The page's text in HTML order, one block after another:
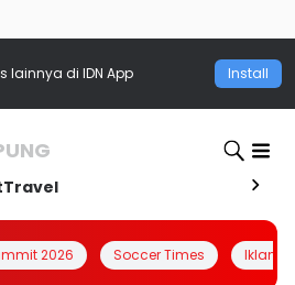
lainnya di IDN App Install
Travel
2026 Soccer Times Iklanin